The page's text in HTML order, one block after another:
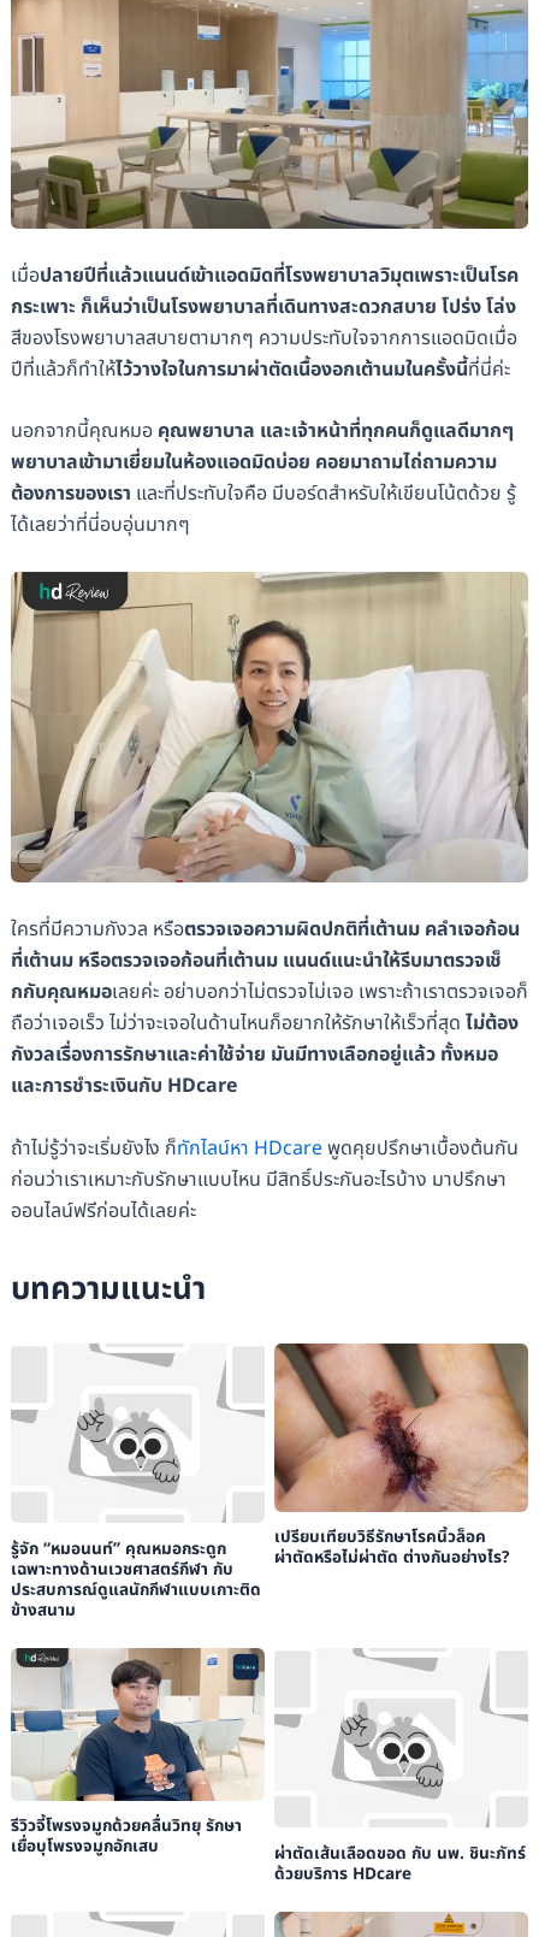
เมื่อปลายปีที่แล้วแนนด์เข้าแอดมิดที่โรงพยาบาลวิมุตเพราะเป็นโรค
กระเพาะ ก็เห็นว่าเป็นโรงพยาบาลที่เดินทางสะดวกสบาย โปร่ง โล่ง
สีของโรงพยาบาลสบายตามากๆ ความประทับใจจากการแอดมิดเมื่อ
ปีที่แล้วก็ทำให้ไว้วางใจในการมาผ่าตัดเนื้องอกเต้านมในครั้งนี้ที่นี่ค่ะ
นอกจากนี้คุณหมอ คุณพยาบาล และเจ้าหน้าที่ทุกคนก็ดูแลดีมากๆ
พยาบาลเข้ามาเยี่ยมในห้องแอดมิดบ่อย คอยมาถามไถ่ถามความ
ต้องการของเรา และที่ประทับใจคือ มีบอร์ดสำหรับให้เขียนโน้ตด้วย รู้
ได้เลยว่าที่นี่อบอุ่นมากๆ
ใครที่มีความกังวล หรือตรวจเจอความผิดปกติที่เต้านม คลำเจอก้อน
ที่เต้านม หรือตรวจเจอก้อนที่เต้านม แนนด์แนะนำให้รีบมาตรวจเช็
กกับคุณหมอเลยค่ะ อย่าบอกว่าไม่ตรวจไม่เจอ เพราะถ้าเราตรวจเจอก็
ถือว่าเจอเร็ว ไม่ว่าจะเจอในด้านไหนก็อยากให้รักษาให้เร็วที่สุด ไม่ต้อง
กังวลเรื่องการรักษาและค่าใช้จ่าย มันมีทางเลือกอยู่แล้ว ทั้งหมอ
และการชำระเงินกับ HDcare
ถ้าไม่รู้ว่าจะเริ่มยังไง ก็ทักไลน์หา HDcareพูดคุยปรึกษาเบื้องต้นกัน
ก่อนว่าเราเหมาะกับรักษาแบบไหน มีสิทธิ์ประกันอะไรบ้าง มาปรึกษา
ออนไลน์ฟรีก่อนได้เลยค่ะ
บทความแนะนำ
รู้จัก “หมอนนท์” คุณหมอกระดูก
เฉพาะทางด้านเวชศาสตร์กีฬา กับ
ประสบการณ์ดูแลนักกีฬาแบบเกาะติด
ข้างสนาม
เปรียบเทียบวิธีรักษาโรคนิ้วล็อค
ผ่าตัดหรือไม่ผ่าตัด ต่างกันอย่างไร?
รีวิวจี้โพรงจมูกด้วยคลื่นวิทยุ รักษา
เยื่อบุโพรงจมูกอักเสบ
ผ่าตัดเส้นเลือดขอด กับ นพ. ชินะภัทร์
ด้วยบริการ HDcare